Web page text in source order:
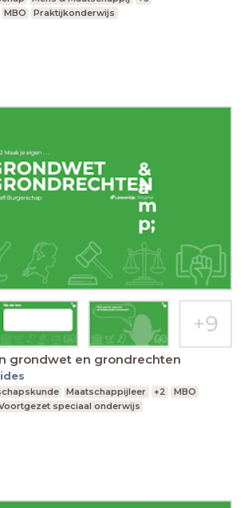
MBO Praktijkonderwijs
grondwet en grondrechten
Maatschappijleer +2
MBO
speciaal onderwijs